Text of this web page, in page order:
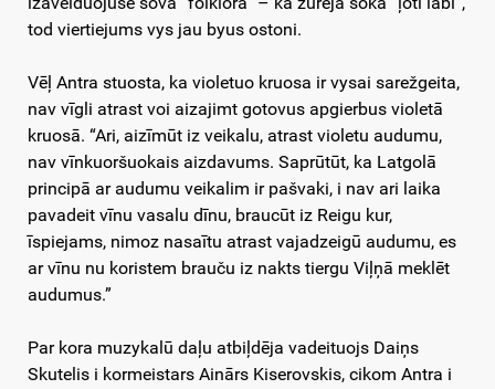
tod viertiejums vys jau byus ostoni.
Vēļ Antra stuosta, ka violetuo kruosa ir vysai sarežgeita,
nav vīgli atrast voi aizajimt gotovus apgierbus violetā
kruosā. “Ari, aizīmūt iz veikalu, atrast violetu audumu,
nav vīnkuoršuokais aizdavums. Saprūtūt, ka Latgolā
principā ar audumu veikalim ir pašvaki, i nav ari laika
pavadeit vīnu vasalu dīnu, braucūt iz Reigu kur,
īspiejams, nimoz nasaītu atrast vajadzeigū audumu, es
ar vīnu nu koristem brauču iz nakts tiergu Viļņā meklēt
audumus.”
Par kora muzykalū daļu atbiļdēja vadeituojs Daiņs
Skutelis i kormeistars Ainārs Kiserovskis, cikom Antra i